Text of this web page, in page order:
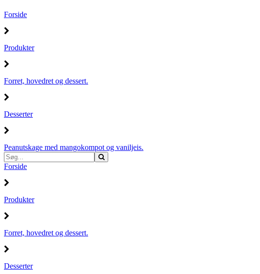
Forside
Produkter
Forret, hovedret og dessert.
Desserter
Peanutskage med mangokompot og vaniljeis.
Forside
Produkter
Forret, hovedret og dessert.
Desserter